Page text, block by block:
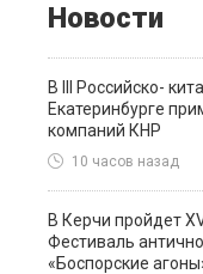
Новости
В III Российско-
Екатеринбурге
компаний КНР
10 часов назад
В Керчи пройдет
Фестиваль
«Боспорские